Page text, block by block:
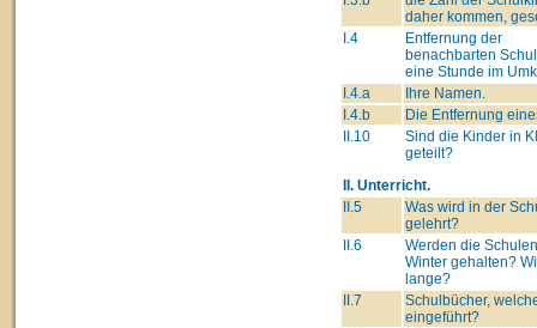
daher kommen,
I.4
Entfernung der
benachbarten
eine Stunde im
I.4.a
Ihre Namen.
I.4.b
Die Entfernung
II.10
Sind die Kinder in
geteilt?
II. Unterricht.
II.5
Was wird in der
gelehrt?
II.6
Werden die
Winter gehalten?
lange?
II.7
Schulbücher,
eingeführt?